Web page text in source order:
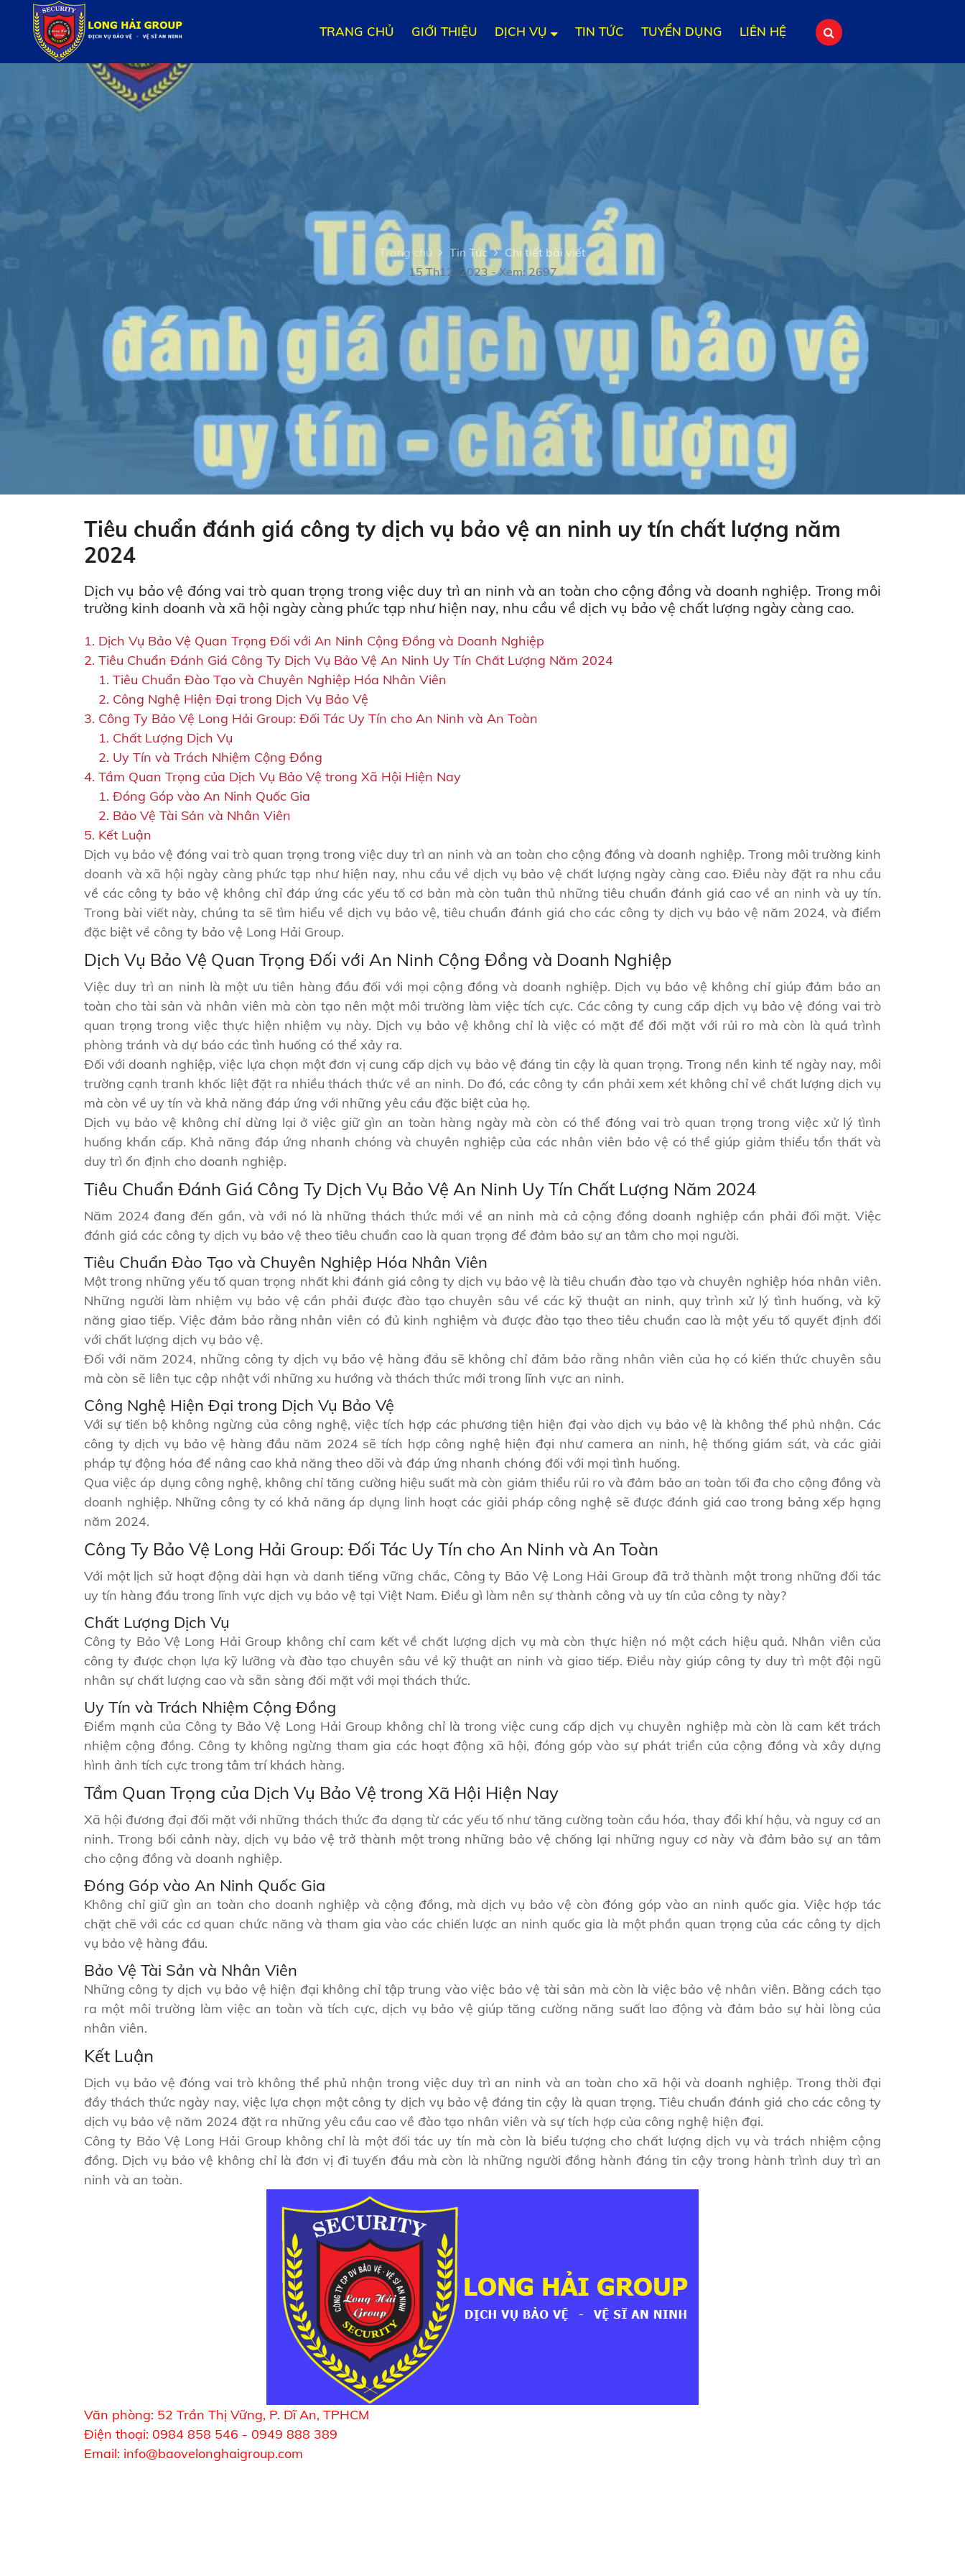
TRANG CHỦ GIỚI THIỆU DỊCH VỤ TIN TỨC TUYỂN DỤNG LIÊN HỆ
Trang chủ Tin Tức
Chi tiết bài viết
15 Th12, 2023 - Xem: 2697
Tiêu chuẩn đánh giá công ty dịch vụ bảo vệ an ninh uy tín chất lượng năm
2024
Dịch vụ bảo vệ đóng vai trò quan trọng trong việc duy trì an ninh và an toàn cho cộng đồng và doanh nghiệp. Trong môi
trường kinh doanh và xã hội ngày càng phức tạp như hiện nay, nhu cầu về dịch vụ bảo vệ chất lượng ngày càng cao.
Dịch Vụ Bảo Vệ Quan Trọng Đối với An Ninh Cộng Đồng và Doanh Nghiệp
Tiêu Chuẩn Đánh Giá Công Ty Dịch Vụ Bảo Vệ An Ninh Uy Tín Chất Lượng Năm 2024
Tiêu Chuẩn Đào Tạo và Chuyên Nghiệp Hóa Nhân Viên
Công Nghệ Hiện Đại trong Dịch Vụ Bảo Vệ
Công Ty Bảo Vệ Long Hải Group: Đối Tác Uy Tín cho An Ninh và An Toàn
Chất Lượng Dịch Vụ
Uy Tín và Trách Nhiệm Cộng Đồng
Tầm Quan Trọng của Dịch Vụ Bảo Vệ trong Xã Hội Hiện Nay
Đóng Góp vào An Ninh Quốc Gia
Bảo Vệ Tài Sản và Nhân Viên
Kết Luận
Dịch vụ bảo vệ đóng vai trò quan trọng trong việc duy trì an ninh và an toàn cho cộng đồng và doanh nghiệp. Trong môi trường kinh
doanh và xã hội ngày càng phức tạp như hiện nay, nhu cầu về dịch vụ bảo vệ chất lượng ngày càng cao. Điều này đặt ra nhu cầu
về các công ty bảo vệ không chỉ đáp ứng các yếu tố cơ bản mà còn tuân thủ những tiêu chuẩn đánh giá cao về an ninh và uy tín.
Trong bài viết này, chúng ta sẽ tìm hiểu về dịch vụ bảo vệ, tiêu chuẩn đánh giá cho các công ty dịch vụ bảo vệ năm 2024, và điểm
đặc biệt về công ty bảo vệ Long Hải Group.
Dịch Vụ Bảo Vệ Quan Trọng Đối với An Ninh Cộng Đồng và Doanh Nghiệp
Việc duy trì an ninh là một ưu tiên hàng đầu đối với mọi cộng đồng và doanh nghiệp. Dịch vụ bảo vệ không chỉ giúp đảm bảo an
toàn cho tài sản và nhân viên mà còn tạo nên một môi trường làm việc tích cực. Các công ty cung cấp dịch vụ bảo vệ đóng vai trò
quan trọng trong việc thực hiện nhiệm vụ này. Dịch vụ bảo vệ không chỉ là việc có mặt để đối mặt với rủi ro mà còn là quá trình
phòng tránh và dự báo các tình huống có thể xảy ra.
Đối với doanh nghiệp, việc lựa chọn một đơn vị cung cấp dịch vụ bảo vệ đáng tin cậy là quan trọng. Trong nền kinh tế ngày nay, môi
trường cạnh tranh khốc liệt đặt ra nhiều thách thức về an ninh. Do đó, các công ty cần phải xem xét không chỉ về chất lượng dịch vụ
mà còn về uy tín và khả năng đáp ứng với những yêu cầu đặc biệt của họ.
Dịch vụ bảo vệ không chỉ dừng lại ở việc giữ gìn an toàn hàng ngày mà còn có thể đóng vai trò quan trọng trong việc xử lý tình
huống khẩn cấp. Khả năng đáp ứng nhanh chóng và chuyên nghiệp của các nhân viên bảo vệ có thể giúp giảm thiểu tổn thất và
duy trì ổn định cho doanh nghiệp.
Tiêu Chuẩn Đánh Giá Công Ty Dịch Vụ Bảo Vệ An Ninh Uy Tín Chất Lượng Năm 2024
Năm 2024 đang đến gần, và với nó là những thách thức mới về an ninh mà cả cộng đồng doanh nghiệp cần phải đối mặt. Việc
đánh giá các công ty dịch vụ bảo vệ theo tiêu chuẩn cao là quan trọng để đảm bảo sự an tâm cho mọi người.
Tiêu Chuẩn Đào Tạo và Chuyên Nghiệp Hóa Nhân Viên
Một trong những yếu tố quan trọng nhất khi đánh giá công ty dịch vụ bảo vệ là tiêu chuẩn đào tạo và chuyên nghiệp hóa nhân viên.
Những người làm nhiệm vụ bảo vệ cần phải được đào tạo chuyên sâu về các kỹ thuật an ninh, quy trình xử lý tình huống, và kỹ
năng giao tiếp. Việc đảm bảo rằng nhân viên có đủ kinh nghiệm và được đào tạo theo tiêu chuẩn cao là một yếu tố quyết định đối
với chất lượng dịch vụ bảo vệ.
Đối với năm 2024, những công ty dịch vụ bảo vệ hàng đầu sẽ không chỉ đảm bảo rằng nhân viên của họ có kiến thức chuyên sâu
mà còn sẽ liên tục cập nhật với những xu hướng và thách thức mới trong lĩnh vực an ninh.
Công Nghệ Hiện Đại trong Dịch Vụ Bảo Vệ
Với sự tiến bộ không ngừng của công nghệ, việc tích hợp các phương tiện hiện đại vào dịch vụ bảo vệ là không thể phủ nhận. Các
công ty dịch vụ bảo vệ hàng đầu năm 2024 sẽ tích hợp công nghệ hiện đại như camera an ninh, hệ thống giám sát, và các giải
pháp tự động hóa để nâng cao khả năng theo dõi và đáp ứng nhanh chóng đối với mọi tình huống.
Qua việc áp dụng công nghệ, không chỉ tăng cường hiệu suất mà còn giảm thiểu rủi ro và đảm bảo an toàn tối đa cho cộng đồng và
doanh nghiệp. Những công ty có khả năng áp dụng linh hoạt các giải pháp công nghệ sẽ được đánh giá cao trong bảng xếp hạng
năm 2024.
Công Ty Bảo Vệ Long Hải Group: Đối Tác Uy Tín cho An Ninh và An Toàn
Với một lịch sử hoạt động dài hạn và danh tiếng vững chắc, Công ty Bảo Vệ Long Hải Group đã trở thành một trong những đối tác
uy tín hàng đầu trong lĩnh vực dịch vụ bảo vệ tại Việt Nam. Điều gì làm nên sự thành công và uy tín của công ty này?
Chất Lượng Dịch Vụ
Công ty Bảo Vệ Long Hải Group không chỉ cam kết về chất lượng dịch vụ mà còn thực hiện nó một cách hiệu quả. Nhân viên của
công ty được chọn lựa kỹ lưỡng và đào tạo chuyên sâu về kỹ thuật an ninh và giao tiếp. Điều này giúp công ty duy trì một đội ngũ
nhân sự chất lượng cao và sẵn sàng đối mặt với mọi thách thức.
Uy Tín và Trách Nhiệm Cộng Đồng
Điểm mạnh của Công ty Bảo Vệ Long Hải Group không chỉ là trong việc cung cấp dịch vụ chuyên nghiệp mà còn là cam kết trách
nhiệm cộng đồng. Công ty không ngừng tham gia các hoạt động xã hội, đóng góp vào sự phát triển của cộng đồng và xây dựng
hình ảnh tích cực trong tâm trí khách hàng.
Tầm Quan Trọng của Dịch Vụ Bảo Vệ trong Xã Hội Hiện Nay
Xã hội đương đại đối mặt với những thách thức đa dạng từ các yếu tố như tăng cường toàn cầu hóa, thay đổi khí hậu, và nguy cơ an
ninh. Trong bối cảnh này, dịch vụ bảo vệ trở thành một trong những bảo vệ chống lại những nguy cơ này và đảm bảo sự an tâm
cho cộng đồng và doanh nghiệp.
Đóng Góp vào An Ninh Quốc Gia
Không chỉ giữ gìn an toàn cho doanh nghiệp và cộng đồng, mà dịch vụ bảo vệ còn đóng góp vào an ninh quốc gia. Việc hợp tác
chặt chẽ với các cơ quan chức năng và tham gia vào các chiến lược an ninh quốc gia là một phần quan trọng của các công ty dịch
vụ bảo vệ hàng đầu.
Bảo Vệ Tài Sản và Nhân Viên
Những công ty dịch vụ bảo vệ hiện đại không chỉ tập trung vào việc bảo vệ tài sản mà còn là việc bảo vệ nhân viên. Bằng cách tạo
ra một môi trường làm việc an toàn và tích cực, dịch vụ bảo vệ giúp tăng cường năng suất lao động và đảm bảo sự hài lòng của
nhân viên.
Kết Luận
Dịch vụ bảo vệ đóng vai trò không thể phủ nhận trong việc duy trì an ninh và an toàn cho xã hội và doanh nghiệp. Trong thời đại
đầy thách thức ngày nay, việc lựa chọn một công ty dịch vụ bảo vệ đáng tin cậy là quan trọng. Tiêu chuẩn đánh giá cho các công ty
dịch vụ bảo vệ năm 2024 đặt ra những yêu cầu cao về đào tạo nhân viên và sự tích hợp của công nghệ hiện đại.
Công ty Bảo Vệ Long Hải Group không chỉ là một đối tác uy tín mà còn là biểu tượng cho chất lượng dịch vụ và trách nhiệm cộng
đồng. Dịch vụ bảo vệ không chỉ là đơn vị đi tuyến đầu mà còn là những người đồng hành đáng tin cậy trong hành trình duy trì an
ninh và an toàn.
Văn phòng: 52 Trần Thị Vững, P. Dĩ An, TPHCM
Điện thoại: 0984 858 546 - 0949 888 389
Email: info@baovelonghaigroup.com